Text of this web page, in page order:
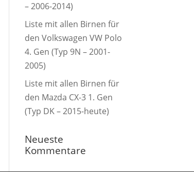
– 2006-2014)
Liste mit allen Birnen für
den Volkswagen VW Polo
4. Gen (Typ 9N – 2001-
2005)
Liste mit allen Birnen für
den Mazda CX-3 1. Gen
(Typ DK – 2015-heute)
Neueste
Kommentare